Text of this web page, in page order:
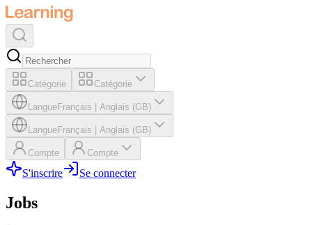
Catégorie Catégorie
LangueFrançais Anglais (GB)
LangueFrançais Anglais (GB)
Compte Compte
S'inscrire Se connecter
Jobs